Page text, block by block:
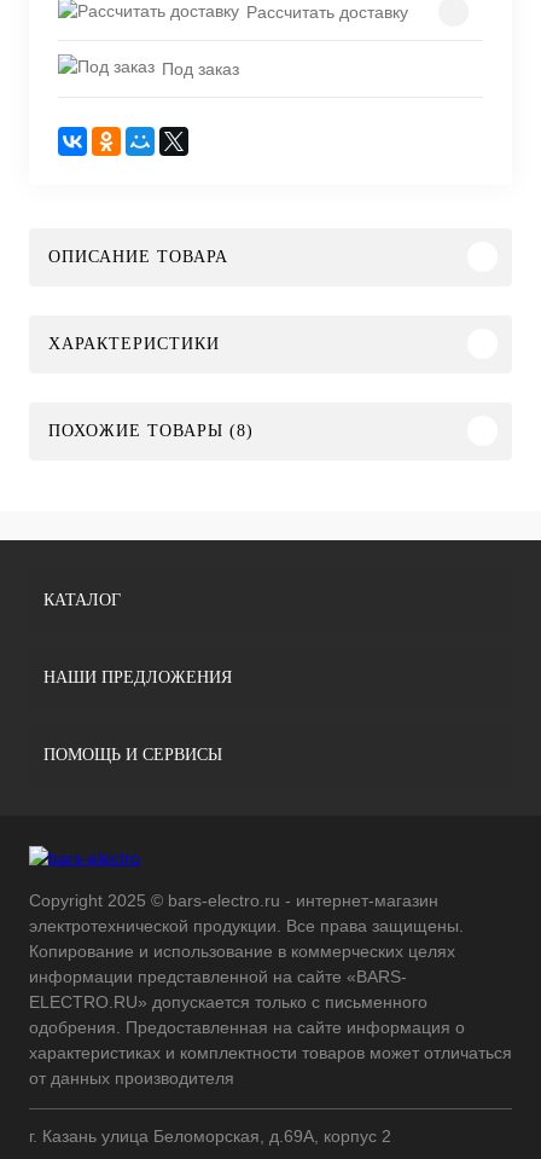
Рассчитать доставку
Под заказ
ОПИСАНИЕ ТОВАРА
ХАРАКТЕРИСТИКИ
ПОХОЖИЕ ТОВАРЫ (8)
КАТАЛОГ
НАШИ ПРЕДЛОЖЕНИЯ
ПОМОЩЬ И СЕРВИСЫ
Copyright 2025 © bars-electro.ru - интернет-магазин
электротехнической продукции. Все права защищены.
Копирование и использование в коммерческих целях
информации представленной на сайте «BARS-
ELECTRO.RU» допускается только с письменного
одобрения. Предоставленная на сайте информация о
характеристиках и комплектности товаров может отличаться
от данных производителя
г. Казань улица Беломорская, д.69А, корпус 2